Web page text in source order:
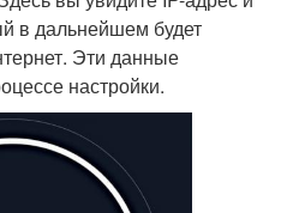
в дальнейшем будет
Эти данные
настройки.